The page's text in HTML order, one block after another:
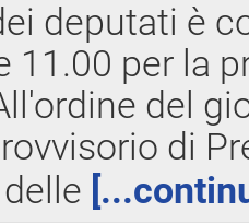
deputati è
11.00 per la
del
di